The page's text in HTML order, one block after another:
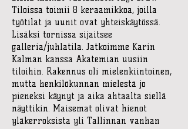
Tiloissa toimii 8 keraamikkoa, joilla
työtilat ja uunit ovat yhteiskäytössä.
Lisäksi tornissa sijaitsee
galleria/juhlatila. Jatkoimme Karin
Kalman kanssa Akatemian uusiin
tiloihin. Rakennus oli mielenkiintoinen,
mutta henkilökunnan mielestä jo
pieneksi käynyt ja aika ahtaalta siellä
näyttikin. Maisemat olivat hienot
yläkerroksista yli Tallinnan vanhan